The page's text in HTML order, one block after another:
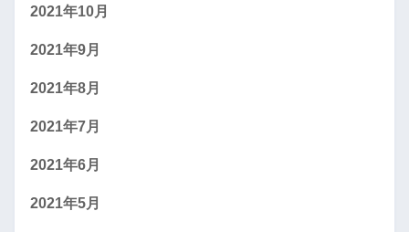
2021年10月
2021年9月
2021年8月
2021年7月
2021年6月
2021年5月